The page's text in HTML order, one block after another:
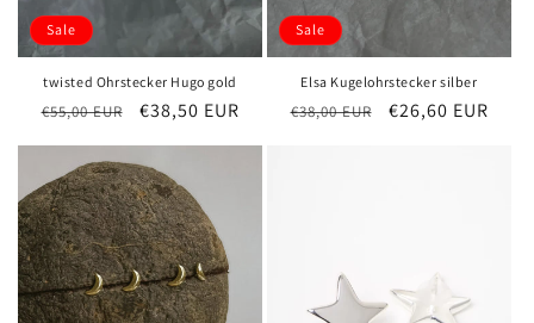
Sale
twisted Ohrstecker Hugo gold
Normaler
€55,00 EUR Verkaufspreis
€38,50 EUR
Sale
Elsa Kugelohrstecker silber
Normaler
€38,00 EUR Verkaufspreis
€26,60 EUR